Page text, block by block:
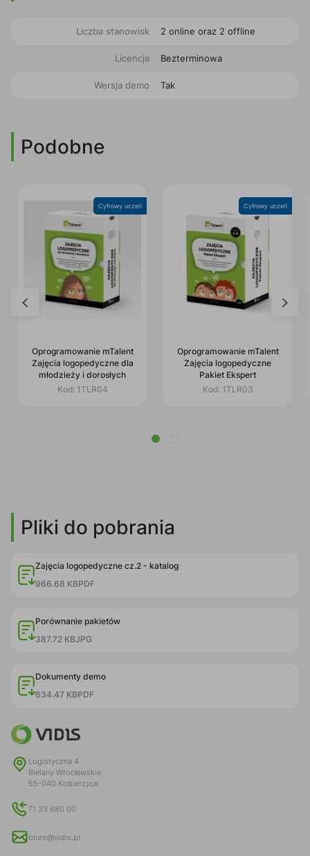
Liczba stanowisk 2 online oraz 2 offline
Licencja Bezterminowa
Wersja demo Tak
Podobne
Cyfrowy uczeń
Oprogramowanie mTalent
Zajęcia logopedyczne dla
młodzieży i dorosłych
Kod: 1TLR04
Cyfrowy uczeń
Oprogramowanie mTalent
Zajęcia logopedyczne
Pakiet Ekspert
Kod: 1TLR03
Pliki do pobrania
Zajęcia logopedyczne cz.2 - katalog
966.68 KBPDF
Porównanie pakietów
387.72 KBJPG
Dokumenty demo
634.47 KBPDF
Logistyczna 4
Bielany Wrocławskie
55-040 Kobierzyce
71 33 880 00
biuro@vidis.pl